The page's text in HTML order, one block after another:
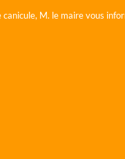
M. le maire vous